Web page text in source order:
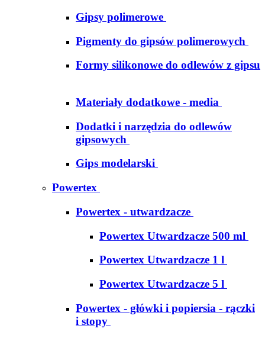
Gipsy polimerowe
Pigmenty do gipsów polimerowych
Formy silikonowe do odlewów z gipsu
Materiały dodatkowe - media
Dodatki i narzędzia do odlewów
gipsowych
Gips modelarski
Powertex
Powertex - utwardzacze
Powertex Utwardzacze 500 ml
Powertex Utwardzacze 1 l
Powertex Utwardzacze 5 l
Powertex - główki i popiersia - rączki
i stopy